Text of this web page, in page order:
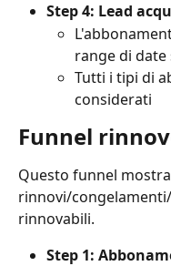
Step 4: Lead
range di date
Tutti i tipi di
considerati
Funnel
Questo funnel
rinnovi/
rinnovabili.
Step 1: